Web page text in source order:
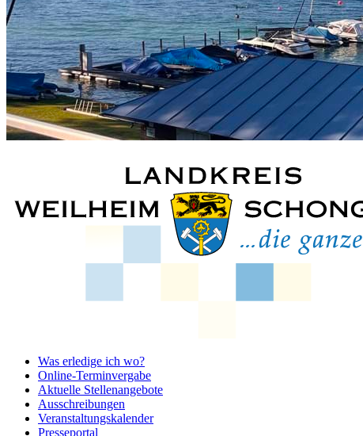
Was erledige ich wo?
Online-Terminvergabe
Aktuelle Stellenangebote
Ausschreibungen
Veranstaltungskalender
Presseportal